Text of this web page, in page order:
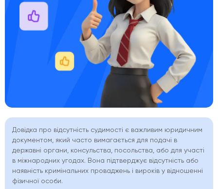
Довідка про відсутність судимості є важливим юридичним
документом, який часто вимагається для подачі в
державні органи, консульства, посольства, або для участі
в міжнародних угодах. Вона підтверджує відсутність або
наявність кримінальних проваджень і вироків у відношенні
фізичної особи.